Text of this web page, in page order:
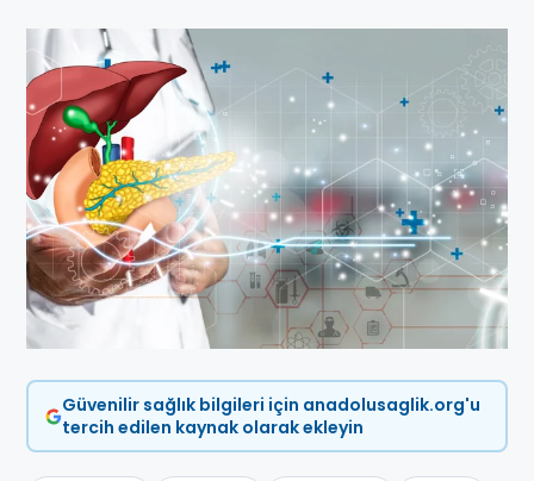
Güvenilir sağlık bilgileri için anadolusaglik.org'u
tercih edilen kaynak olarak ekleyin